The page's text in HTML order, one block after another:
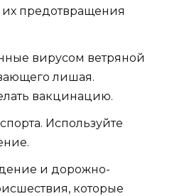
предотвращения
вирусом ветряной
лишая.
вакцинацию.
Используйте
и дорожно-
которые